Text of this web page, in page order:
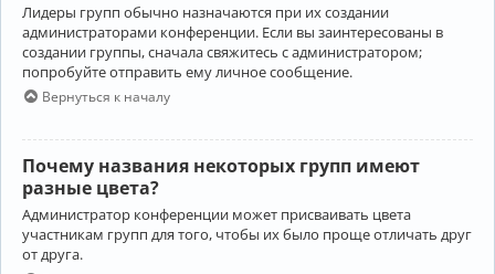
Лидеры групп обычно назначаются при их создании
администраторами конференции. Если вы заинтересованы в
создании группы, сначала свяжитесь с администратором;
попробуйте отправить ему личное сообщение.
Вернуться к началу
Почему названия некоторых групп имеют
разные цвета?
Администратор конференции может присваивать цвета
участникам групп для того, чтобы их было проще отличать друг
от друга.